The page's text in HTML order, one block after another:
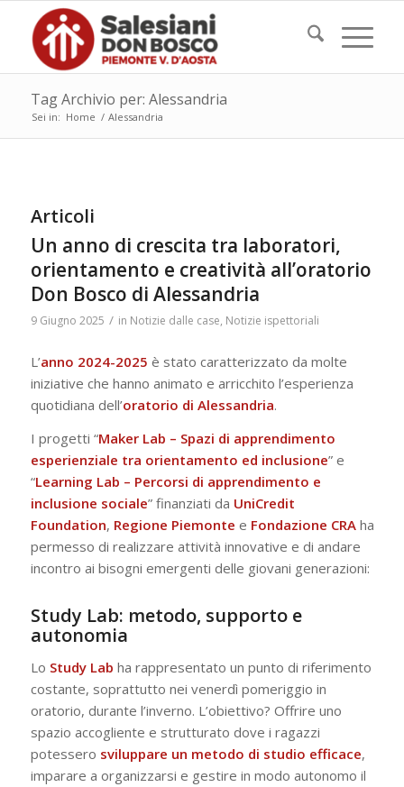
Tag Archivio per: Alessandria
Sei in: Home / Alessandria
Articoli
Un anno di crescita tra laboratori,
orientamento e creatività all’oratorio
Don Bosco di Alessandria
9 Giugno 2025 / in Notizie dalle case, Notizie ispettoriali
L’anno 2024-2025 è stato caratterizzato da molte
iniziative che hanno animato e arricchito l’esperienza
quotidiana dell’oratorio di Alessandria.
I progetti “Maker Lab – Spazi di apprendimento
esperienziale tra orientamento ed inclusione” e
“Learning Lab – Percorsi di apprendimento e
inclusione sociale” finanziati da UniCredit
Foundation, Regione Piemonte e Fondazione CRAhanno
permesso di realizzare attività innovative e di andare
incontro ai bisogni emergenti delle giovani generazioni:
Study Lab: metodo, supporto e
autonomia
Lo Study Lab ha rappresentato un punto di riferimento
costante, soprattutto nei venerdì pomeriggio in
oratorio, durante l’inverno. L’obiettivo? Offrire uno
spazio accogliente e strutturato dove i ragazzi
potessero sviluppare un metodo di studio efficace,
imparare a organizzarsi e gestire in modo autonomo il